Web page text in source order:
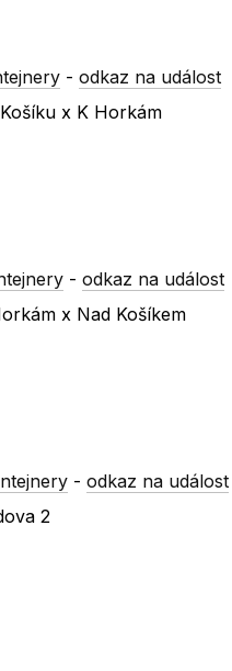
-odkaz na událost
x K Horkám
-odkaz na událost
x Nad Košíkem
-odkaz na událost
2